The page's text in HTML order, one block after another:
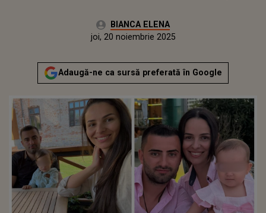
Autor:BIANCA ELENA
joi, 20 noiembrie 2025Actualizat:
joi, 20 noiembrie 2025
Adaugă-ne ca sursă preferată în Google